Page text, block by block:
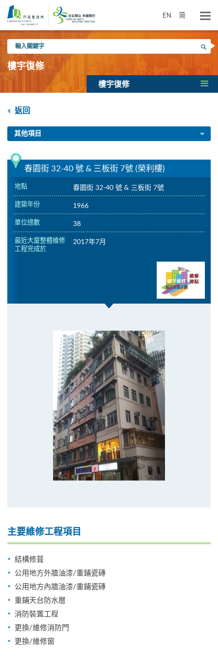
內
EN 简
入
關
鍵
搜尋
樓宇復修
樓宇復修
返回
其他項目
春園街 32-40 號 & 三板街 7號 (榮利樓)
地點 春園街 32-40 號 & 三板街 7號
建築年份 1966
單位總數 38
最近大廈整體維修
工程完成於
2017年7月
主要維修工程項目
結構修葺
公用地方外牆油漆/重鋪瓷磚
公用地方內牆油漆/重鋪瓷磚
重鋪天台防水層
消防裝置工程
更換/維修消防門
更換/維修窗